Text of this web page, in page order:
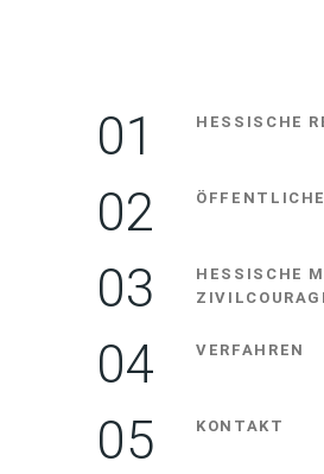
HESSISCHE
HESSISCHE
VERFAHREN
KONTAKT